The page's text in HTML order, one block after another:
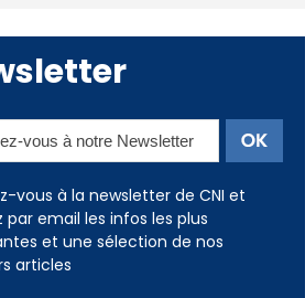
vous à la newsletter de CNI et
par email les infos les plus
et une sélection de nos
articles